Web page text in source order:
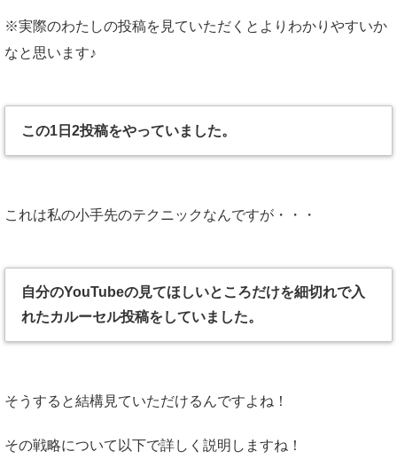
※実際のわたしの投稿を見ていただくとよりわかりやすいか
なと思います♪
この1日2投稿をやっていました。
これは私の小手先のテクニックなんですが・・・
自分のYouTubeの見てほしいところだけを細切れで入
れたカルーセル投稿をしていました。
そうすると結構見ていただけるんですよね！
その戦略について以下で詳しく説明しますね！